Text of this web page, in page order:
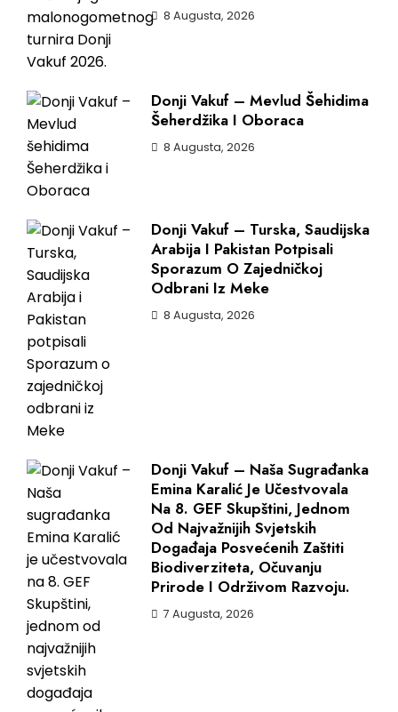
8 Augusta, 2026
Donji Vakuf – Mevlud Šehidima
Šeherdžika I Oboraca
8 Augusta, 2026
Donji Vakuf – Turska, Saudijska
Arabija I Pakistan Potpisali
Sporazum O Zajedničkoj
Odbrani Iz Meke
8 Augusta, 2026
Donji Vakuf – Naša Sugrađanka
Emina Karalić Je Učestvovala
Na 8. GEF Skupštini, Jednom
Od Najvažnijih Svjetskih
Događaja Posvećenih Zaštiti
Biodiverziteta, Očuvanju
Prirode I Održivom Razvoju.
7 Augusta, 2026